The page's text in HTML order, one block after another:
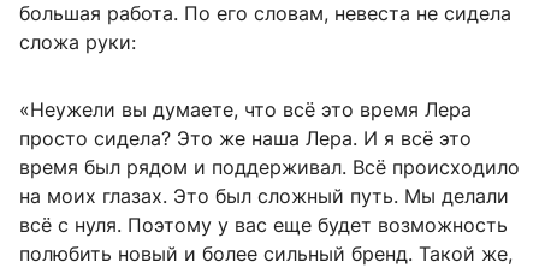
большая работа. По его словам, невеста не сидела
сложа руки:
«Неужели вы думаете, что всё это время Лера
просто сидела? Это же наша Лера. И я всё это
время был рядом и поддерживал. Всё происходило
на моих глазах. Это был сложный путь. Мы делали
всё с нуля. Поэтому у вас еще будет возможность
полюбить новый и более сильный бренд. Такой же,